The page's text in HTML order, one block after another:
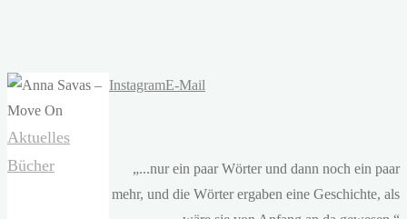
Aktuelles
Bücher
InstagramE-Mail
„...nur ein paar Wörter und dann noch ein paar
mehr, und die Wörter ergaben eine Geschichte, als